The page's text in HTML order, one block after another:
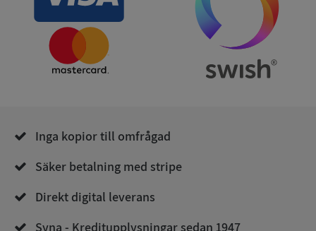
Inga kopior till omfrågad
Säker betalning med stripe
Direkt digital leverans
Syna - Kreditupplysningar sedan 1947
ARRAffinity
Microsoft
Corporation
.syna.se
__RequestVerificationToken